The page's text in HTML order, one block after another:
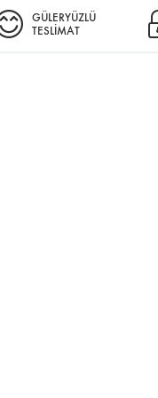
GÜLERYÜZLÜ
TESLİMAT